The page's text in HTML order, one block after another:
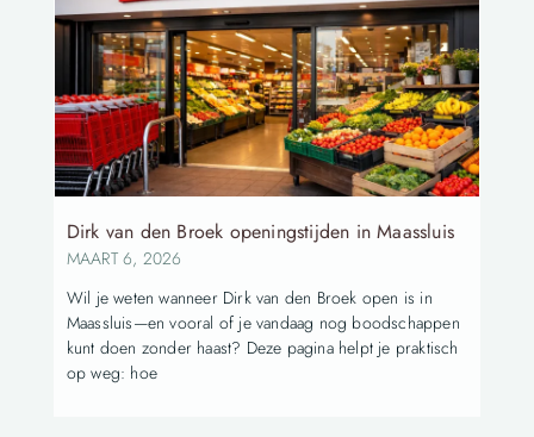
Dirk van den Broek openingstijden in Maassluis
MAART 6, 2026
Wil je weten wanneer Dirk van den Broek open is in
Maassluis—en vooral of je vandaag nog boodschappen
kunt doen zonder haast? Deze pagina helpt je praktisch
op weg: hoe